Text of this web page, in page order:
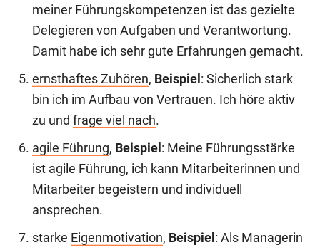
meiner Führungskompetenzen ist das gezielte
Delegieren von Aufgaben und Verantwortung.
Damit habe ich sehr gute Erfahrungen gemacht.
ernsthaftes Zuhören, Beispiel : Sicherlich stark
bin ich im Aufbau von Vertrauen. Ich höre aktiv
zu und frage viel nach.
agile Führung, Beispiel : Meine Führungsstärke
ist agile Führung, ich kann Mitarbeiterinnen und
Mitarbeiter begeistern und individuell
ansprechen.
starke Eigenmotivation, Beispiel : Als Managerin